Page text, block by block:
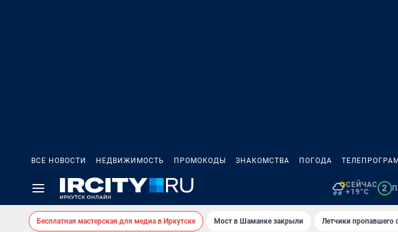
ВСЕ НОВОСТИ НЕДВИЖИМОСТЬ ПРОМОКОДЫ ЗНАКОМСТВА ПОГОДА
СЕЙЧАС
+19°C
2
Бесплатная мастерская для медиа в Иркутске Мост в Шаманке закрыли Летчики пропавшего